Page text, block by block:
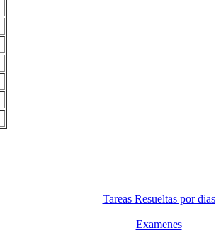
Tareas Resueltas por dias
Examenes